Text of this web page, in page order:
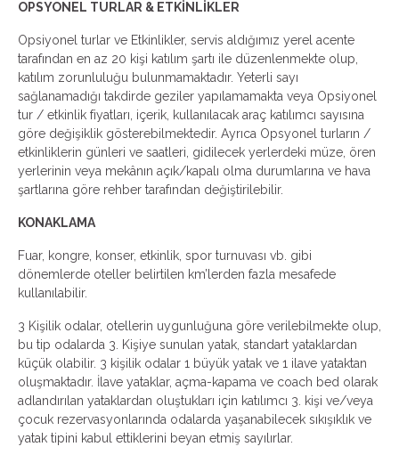
OPSYONEL TURLAR & ETKİNLİKLER
Opsiyonel turlar ve Etkinlikler, servis aldığımız yerel acente
tarafından en az 20 kişi katılım şartı ile düzenlenmekte olup,
katılım zorunluluğu bulunmamaktadır. Yeterli sayı
sağlanamadığı takdirde geziler yapılamamakta veya Opsiyonel
tur / etkinlik fiyatları, içerik, kullanılacak araç katılımcı sayısına
göre değişiklik gösterebilmektedir. Ayrıca Opsyonel turların /
etkinliklerin günleri ve saatleri, gidilecek yerlerdeki müze, ören
yerlerinin veya mekânın açık/kapalı olma durumlarına ve hava
şartlarına göre rehber tarafından değiştirilebilir.
KONAKLAMA
Fuar, kongre, konser, etkinlik, spor turnuvası vb. gibi
dönemlerde oteller belirtilen km’lerden fazla mesafede
kullanılabilir.
3 Kişilik odalar, otellerin uygunluğuna göre verilebilmekte olup,
bu tip odalarda 3. Kişiye sunulan yatak, standart yataklardan
küçük olabilir. 3 kişilik odalar 1 büyük yatak ve 1 ilave yataktan
oluşmaktadır. İlave yataklar, açma-kapama ve coach bed olarak
adlandırılan yataklardan oluştukları için katılımcı 3. kişi ve/veya
çocuk rezervasyonlarında odalarda yaşanabilecek sıkışıklık ve
yatak tipini kabul ettiklerini beyan etmiş sayılırlar.